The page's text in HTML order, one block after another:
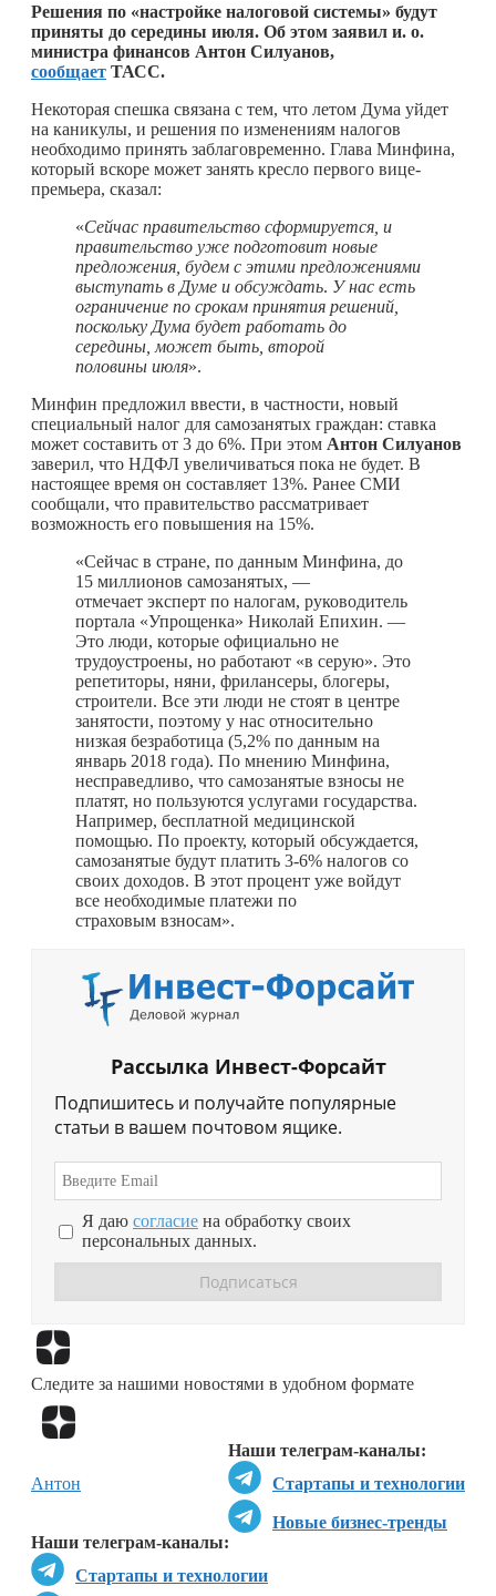
Решения по «настройке налоговой системы» будут
приняты до середины июля. Об этом заявил и. о.
министра финансов Антон Силуанов,
сообщает ТАСС.
Некоторая спешка связана с тем, что летом Дума уйдет
на каникулы, и решения по изменениям налогов
необходимо принять заблаговременно. Глава Минфина,
который вскоре может занять кресло первого вице-
премьера, сказал:
«Сейчас правительство сформируется, и
правительство уже подготовит новые
предложения, будем с этими предложениями
выступать в Думе и обсуждать. У нас есть
ограничение по срокам принятия решений,
поскольку Дума будет работать до
середины, может быть, второй
половины июля».
Минфин предложил ввести, в частности, новый
специальный налог для самозанятых граждан: ставка
может составить от 3 до 6%. При этом Антон Силуанов
заверил, что НДФЛ увеличиваться пока не будет. В
настоящее время он составляет 13%. Ранее СМИ
сообщали, что правительство рассматривает
возможность его повышения на 15%.
«Сейчас в стране, по данным Минфина, до
15 миллионов самозанятых, —
отмечает эксперт по налогам, руководитель
портала «Упрощенка» Николай Епихин. —
Это люди, которые официально не
трудоустроены, но работают «в серую». Это
репетиторы, няни, фрилансеры, блогеры,
строители. Все эти люди не стоят в центре
занятости, поэтому у нас относительно
низкая безработица (5,2% по данным на
январь 2018 года). По мнению Минфина,
несправедливо, что самозанятые взносы не
платят, но пользуются услугами государства.
Например, бесплатной медицинской
помощью. По проекту, который обсуждается,
самозанятые будут платить 3-6% налогов со
своих доходов. В этот процент уже войдут
все необходимые платежи по
страховым взносам».
Рассылка Инвест-Форсайт
Подпишитесь и получайте популярные
статьи в вашем почтовом ящике.
Я даю согласие на обработку своих
персональных данных.
Следите за нашими новостями в удобном формате
Наши телеграм-каналы:
Стартапы и технологии
Новые бизнес-тренды
Наши телеграм-каналы:
Стартапы и технологии
Антон